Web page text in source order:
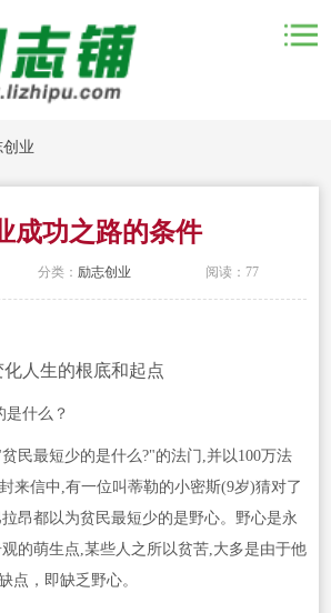
创业
成功之路的条件
分类： 励志创业 阅读：77
人生的根底和起点
是什么？
民最短少的是什么?"的法门,并以100万法
来信中,有一位叫蒂勒的小密斯(9岁)猜对了
昂都以为贫民最短少的是野心。野心是永
的萌生点,某些人之所以贫苦,大多是由于他
点，即缺乏野心。